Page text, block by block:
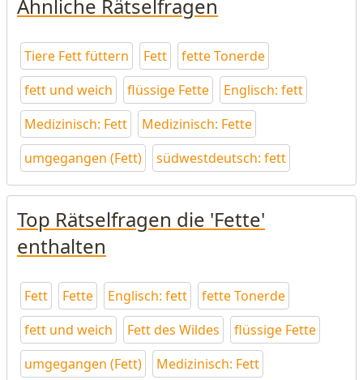
Ähnliche Rätselfragen
Tiere Fett füttern Fett
fette Tonerde
fett und weich
flüssige Fette
Englisch: fett
Medizinisch: Fett
Medizinisch: Fette
umgegangen (Fett)
südwestdeutsch: fett
Top Rätselfragen die 'Fette'
enthalten
Fett Fette Englisch: fett
fette Tonerde
fett und weich
Fett des Wildes
flüssige Fette
umgegangen (Fett)
Medizinisch: Fett